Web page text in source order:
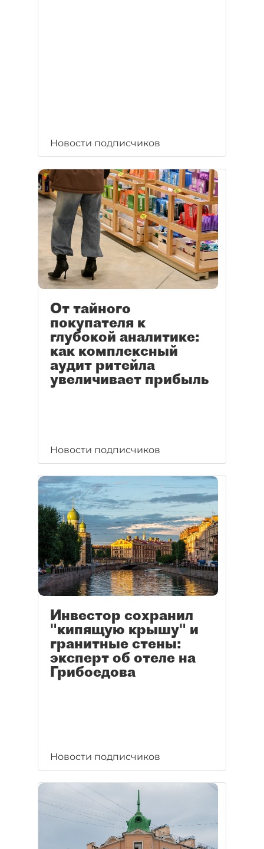
Новости подписчиков
От тайного
покупателя к
глубокой аналитике:
как комплексный
аудит ритейла
увеличивает прибыль
Новости подписчиков
Инвестор сохранил
"кипящую крышу" и
гранитные стены:
эксперт об отеле на
Грибоедова
Новости подписчиков